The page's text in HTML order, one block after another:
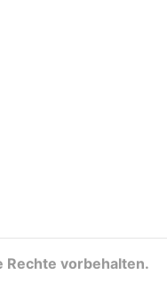
Rechte vorbehalten.